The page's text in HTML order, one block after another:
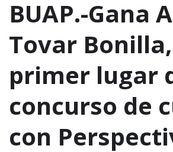
BUAP.-Gana
Tovar Bonilla,
primer lugar
concurso de
con